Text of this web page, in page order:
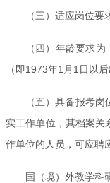
（三）适应岗位要
（四）年龄要求
（即1973年1月1日以
（五）具备报考
实工作单位，其档案关
作单位的人员，可应聘
国（境）外教学科